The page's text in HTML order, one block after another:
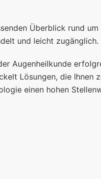
Überblick rund
und leicht zugänglich.
Augenheilkunde
Lösungen, die Ihnen
einen hohen